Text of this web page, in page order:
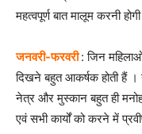
महत्वपूर्ण बात मालूम करनी
जनवरी-फरवरी: जिन
दिखने बहुत आकर्षक होती हैं ।
नेत्र और मुस्कान बहुत ही
एवं सभी कार्यों को करने में